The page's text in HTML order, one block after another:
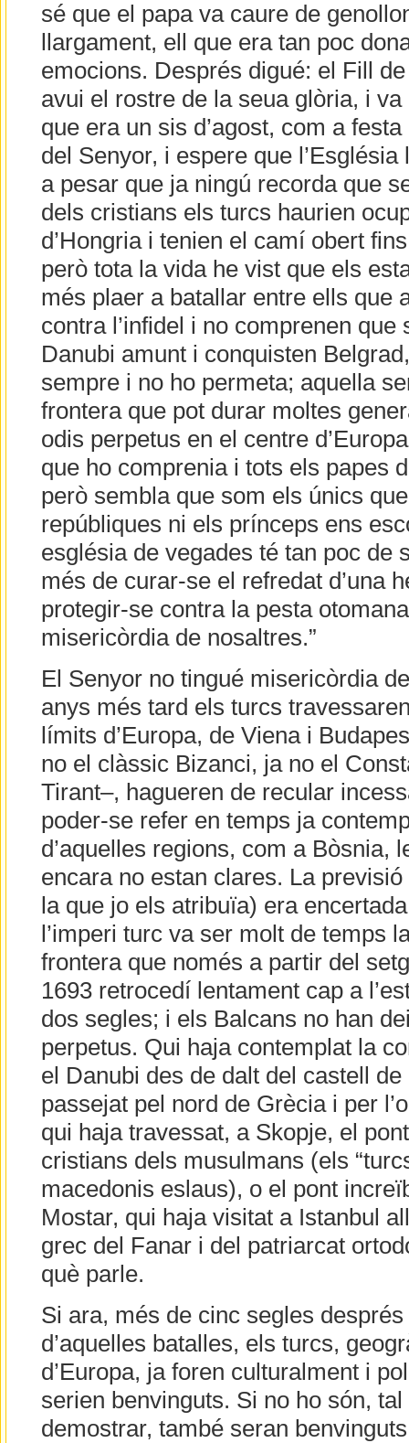
sé que el papa va caure de
llargament, ell que era tan poc
emocions. Després digué: el Fill
avui el rostre de la seua glòria, i
que era un sis d’agost, com a
del Senyor, i espere que
a pesar que ja ningú recorda que
dels cristians els turcs haurien
d’Hongria i tenien el camí obert
però tota la vida he vist que els
més plaer a batallar entre ells que
contra l’infidel i no comprenen que
Danubi amunt i conquisten
sempre i no ho permeta; aquella
frontera que pot durar moltes
odis perpetus en el centre
que ho comprenia i tots els papes
però sembla que som els únics
repúbliques ni els prínceps ens
església de vegades té tan poc de
més de curar-se el refredat d’una
protegir-se contra la pesta
misericòrdia de nosaltres.”
El Senyor no tingué misericòrdia
anys més tard els turcs
límits d’Europa, de Viena i
no el clàssic Bizanci, ja no el
Tirant–, hagueren de recular
poder-se refer en temps ja
d’aquelles regions, com a Bòsnia,
encara no estan clares. La
la que jo els atribuïa) era
l’imperi turc va ser molt de temps
frontera que només a partir del
1693 retrocedí lentament cap a
dos segles; i els Balcans no han
perpetus. Qui haja contemplat la
el Danubi des de dalt del castell
passejat pel nord de Grècia i per
qui haja travessat, a Skopje, el
cristians dels musulmans (els
macedonis eslaus), o el pont
Mostar, qui haja visitat a Istanbul
grec del Fanar i del patriarcat
què parle.
Si ara, més de cinc segles després
d’aquelles batalles, els turcs,
d’Europa, ja foren culturalment i
serien benvinguts. Si no ho són,
demostrar, també seran